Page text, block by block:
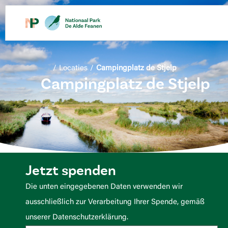
springen
/ Locaties / Campingplatz de Stjelp
Campingplatz de Stjelp
Jetzt spenden
Die unten eingegebenen Daten verwenden wir
ausschließlich zur Verarbeitung Ihrer Spende, gemäß
unserer Datenschutzerklärung.